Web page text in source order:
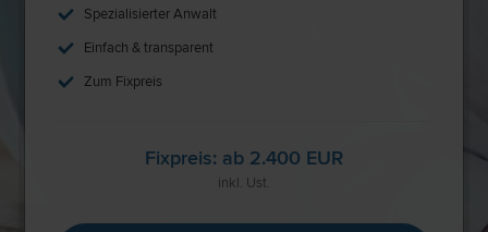
Spezialisierter Anwalt
Einfach & transparent
Zum Fixpreis
Fixpreis: ab 2.400 EUR
inkl. Ust.